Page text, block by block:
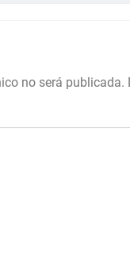
no será publicada.